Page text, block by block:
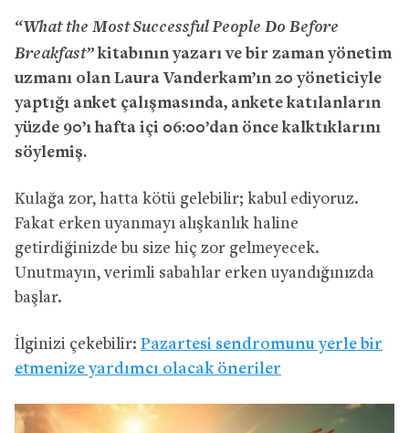
“What the Most Successful People Do Before
Breakfast”kitabının yazarı ve bir zaman yönetim
uzmanı olan Laura Vanderkam’ın 20 yöneticiyle
yaptığı anket çalışmasında, ankete katılanların
yüzde 90’ı hafta içi 06:00’dan önce kalktıklarını
söylemiş.
Kulağa zor, hatta kötü gelebilir; kabul ediyoruz.
Fakat erken uyanmayı alışkanlık haline
getirdiğinizde bu size hiç zor gelmeyecek.
Unutmayın, verimli sabahlar erken uyandığınızda
başlar.
İlginizi çekebilir: Pazartesi sendromunu yerle bir
etmenize yardımcı olacak öneriler